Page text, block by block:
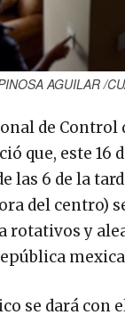
AGUILAR /
de Control
que, este 16
las 6 de la
del centro)
rotativos y
se dará con